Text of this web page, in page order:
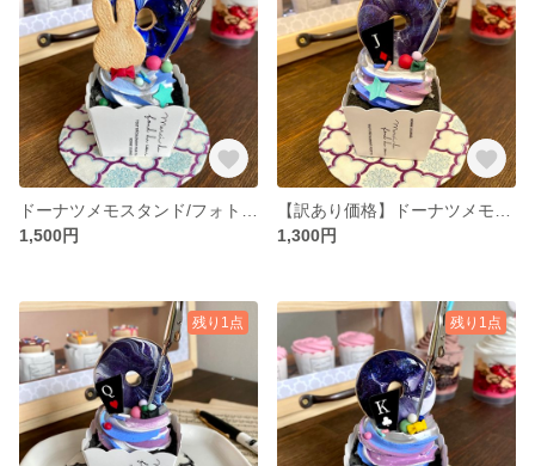
1,500円
1,300円
残り1点 残り1点